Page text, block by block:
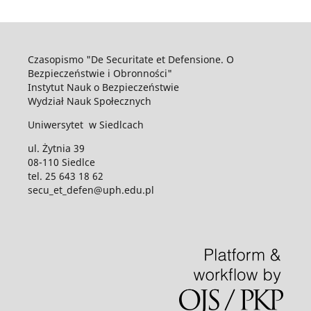
Czasopismo "De Securitate et Defensione. O
Bezpieczeństwie i Obronności"
Instytut Nauk o Bezpieczeństwie
Wydział Nauk Społecznych
Uniwersytet w Siedlcach
ul. Żytnia 39
08-110 Siedlce
tel. 25 643 18 62
secu_et_defen@uph.edu.pl